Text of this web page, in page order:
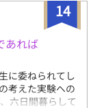
14
あれば
に委ねられてし
考えた実験への
六日間暮らして